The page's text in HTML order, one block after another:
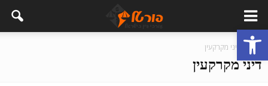
פתח סרגל נגישות
בית דיני מקרקעין
דיני מקרקעין